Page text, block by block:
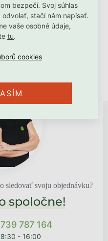
bezpečí. Svoj súhlas
stačí nám napísať.
vaše osobné údaje,
tu.
sledovať svoju objednávku?
spoločne!
787 164
- 16:00